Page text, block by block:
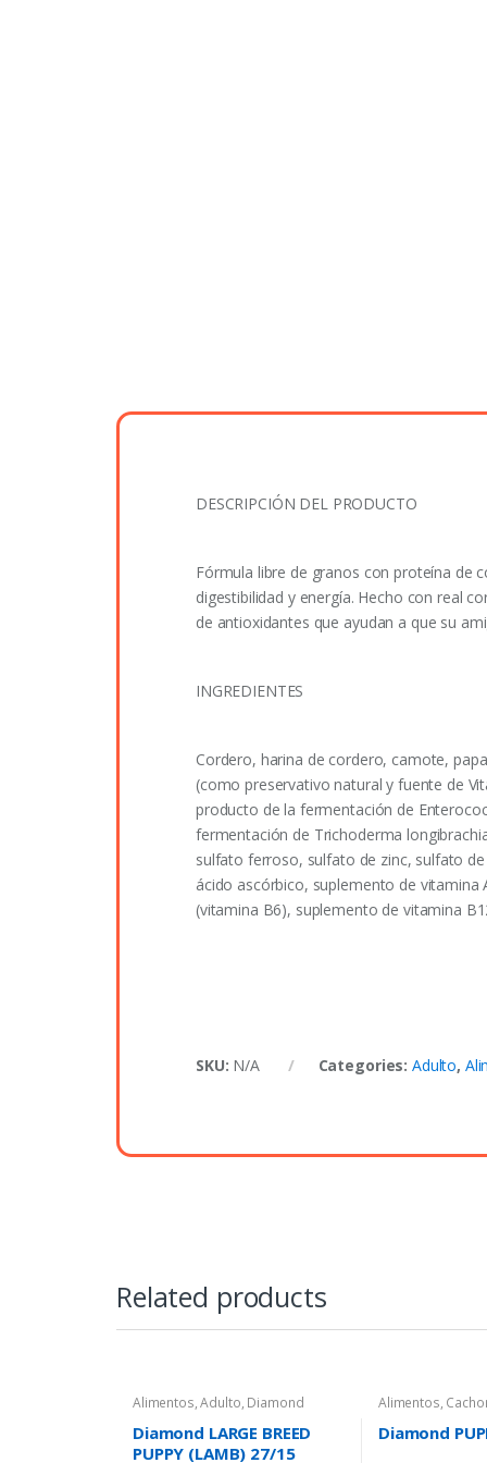
DESCRIPCIÓN DEL PRODUCTO
Fórmula libre de granos con proteína de
digestibilidad y energía. Hecho con real
de antioxidantes que ayudan a que su
INGREDIENTES
Cordero, harina de cordero, camote,
(como preservativo natural y fuente de
producto de la fermentación de
fermentación de Trichoderma
sulfato ferroso, sulfato de zinc, sulfato
ácido ascórbico, suplemento de
(vitamina B6), suplemento de vitamina
SKU: N/A Categories: Adulto,
Related products
Alimentos,Adulto, Diamond
Diamond LARGE BREED
PUPPY (LAMB) 27/15
Alimentos,
Diamond